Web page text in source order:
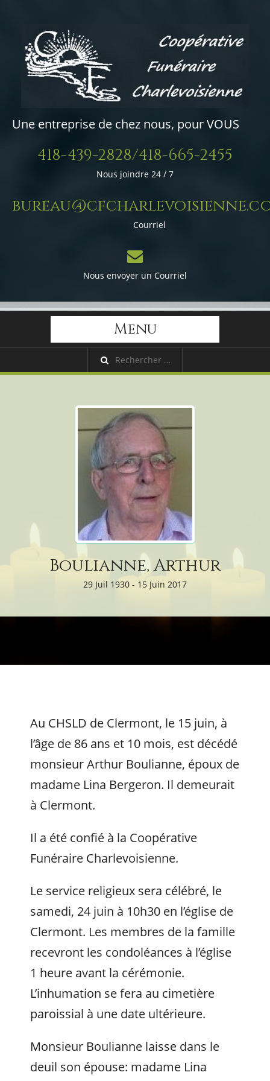
Une entreprise de chez nous, pour VOUS
418-439-2828/418-665-2455
Nous joindre 24 / 7
Courriel
Nous envoyer un Courriel
Menu
Boulianne, Arthur
29 Juil 1930 - 15 Juin 2017
Au CHSLD de Clermont, le 15 juin, à
l’âge de 86 ans et 10 mois, est décédé
monsieur Arthur Boulianne, époux de
madame Lina Bergeron. Il demeurait
à Clermont.
Il a été confié à la Coopérative
Funéraire Charlevoisienne.
Le service religieux sera célébré, le
samedi, 24 juin à 10h30 en l’église de
Clermont. Les membres de la famille
recevront les condoléances à l’église
1 heure avant la cérémonie.
L’inhumation se fera au cimetière
paroissial à une date ultérieure.
Monsieur Boulianne laisse dans le
deuil son épouse: madame Lina